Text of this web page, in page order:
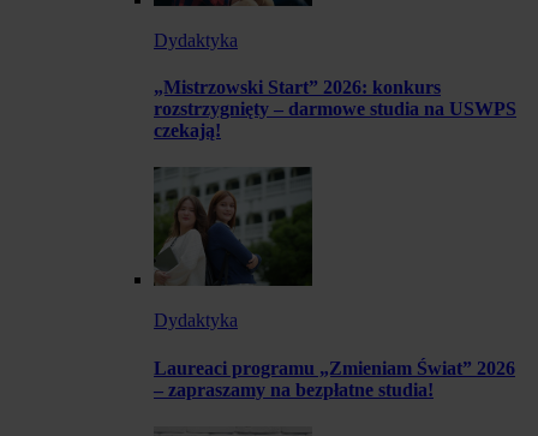
Dydaktyka
„Mistrzowski Start” 2026: konkurs
rozstrzygnięty – darmowe studia na USWPS
czekają!
Dydaktyka
Laureaci programu „Zmieniam Świat” 2026
– zapraszamy na bezpłatne studia!